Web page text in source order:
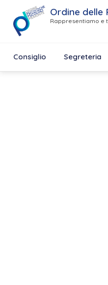
Ordine delle
Rappresentiamo e
Consiglio Segreteria